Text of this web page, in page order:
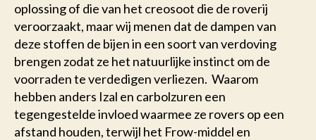
oplossing of die van het creosoot die de roverij
veroorzaakt, maar wij menen dat de dampen van
deze stoffen de bijen in een soort van verdoving
brengen zodat ze het natuurlijke instinct om de
voorraden te verdedigen verliezen. Waarom
hebben anders Izal en carbolzuren een
tegengestelde invloed waarmee ze rovers op een
afstand houden, terwijl het Frow-middel en